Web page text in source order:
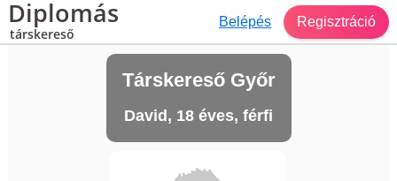
Diplomás
társkereső
Belépés Regisztráció
Társkereső Győr
David, 18 éves, férfi